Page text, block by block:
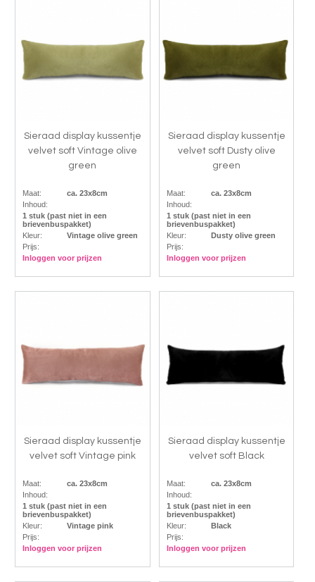
Sieraad display kussentje
velvet soft Vintage olive
green
Maat:
ca. 23x8cm
Inhoud:
1 stuk (past niet in een
brievenbuspakket)
Kleur:
Vintage olive green
Prijs:
Inloggen voor prijzen
Sieraad display kussentje
velvet soft Dusty olive
green
Maat:
ca. 23x8cm
Inhoud:
1 stuk (past niet in een
brievenbuspakket)
Kleur:
Dusty olive green
Prijs:
Inloggen voor prijzen
Sieraad display kussentje
velvet soft Vintage pink
Maat:
ca. 23x8cm
Inhoud:
1 stuk (past niet in een
brievenbuspakket)
Kleur:
Vintage pink
Prijs:
Inloggen voor prijzen
Sieraad display kussentje
velvet soft Black
Maat:
ca. 23x8cm
Inhoud:
1 stuk (past niet in een
brievenbuspakket)
Kleur:
Black
Prijs:
Inloggen voor prijzen